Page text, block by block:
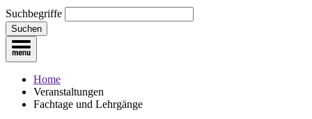
Suchbegriffe
Suchen
Home
Veranstaltungen
Fachtage und Lehrgänge